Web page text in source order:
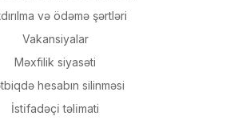
və ödəmə şərtləri
Vakansiyalar
Məxfilik siyasəti
hesabın silinməsi
İsti̇fadəçi̇ təli̇mati